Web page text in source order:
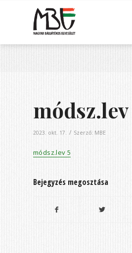
módsz.lev
2023. okt. 17. / Szerző: MBE
módsz.lev 5
Bejegyzés megosztása